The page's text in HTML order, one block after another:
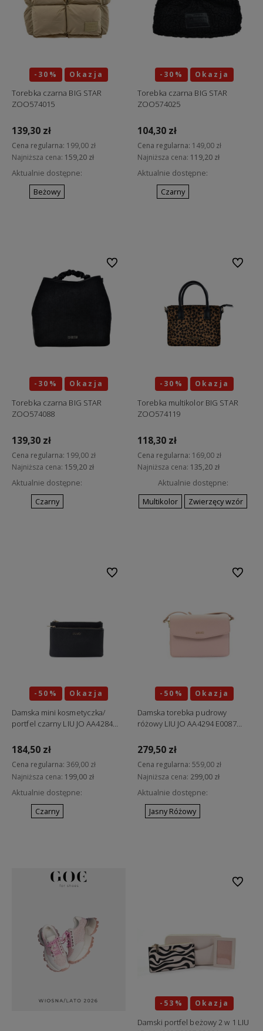
-30% Okazja
Torebka czarna BIG STAR
ZOO574015
139,30 zł
Cena regularna: 199,00 zł
Najniższa cena: 159,20 zł
Aktualnie dostępne:
Beżowy
-30% Okazja
Torebka czarna BIG STAR
ZOO574025
104,30 zł
Cena regularna: 149,00 zł
Najniższa cena: 119,20 zł
Aktualnie dostępne:
Czarny
-30% Okazja
Torebka czarna BIG STAR
ZOO574088
139,30 zł
Cena regularna: 199,00 zł
Najniższa cena: 159,20 zł
Aktualnie dostępne:
Czarny
Do ulubionych
-30% Okazja
Torebka multikolor BIG STAR
ZOO574119
118,30 zł
Cena regularna: 169,00 zł
Najniższa cena: 135,20 zł
Aktualnie dostępne:
Multikolor
Zwierzęcy wzór
Do
-50% Okazja
Damska mini kosmetyczka/
portfel czarny LIU JO AA4284
184,50 zł
Cena regularna: 369,00 zł
Najniższa cena: 199,00 zł
Aktualnie dostępne:
Czarny
Do ulubionych
-50% Okazja
Damska torebka pudrowy
różowy LIU JO AA4294 E0087
279,50 zł
Cena regularna: 559,00 zł
Najniższa cena: 299,00 zł
Aktualnie dostępne:
Jasny Różowy
Do
-53% Okazja
Damski portfel beżowy 2 w 1 LIU
Do